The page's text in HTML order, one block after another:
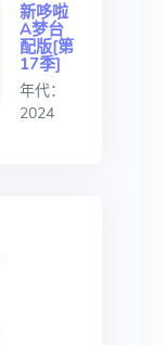
新哆啦
A梦台
配版[第
17季]
年代：
2024